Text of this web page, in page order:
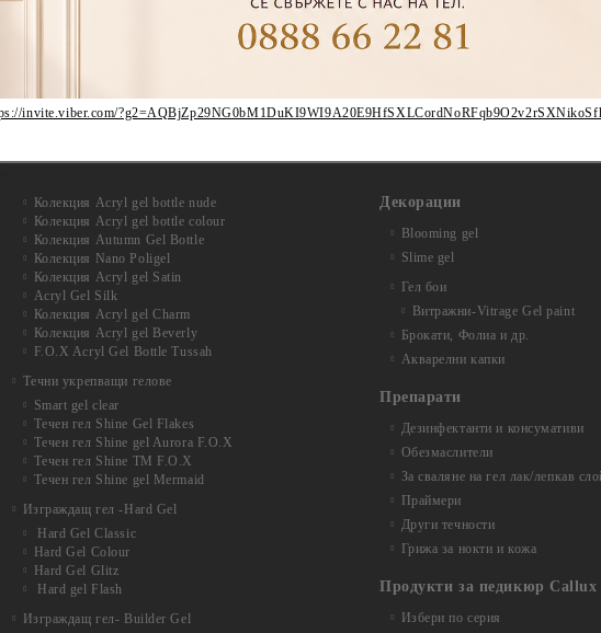
издръжливост – без компромис в удобството.
си с професионален резултат!
Колекция Acryl gel bottle nude
Колекция Acryl gel bottle colour
Колекция Autumn Gel Bottle
Колекция Nano Poligel
Колекция Acryl gel Satin
Acryl Gel Silk
Колекция Acryl gel Charm
Колекция Acryl gel Beverly
F.O.X Acryl Gel Bottle Tussah
Течни укрепващи гелове
Smart gel clear
Течен гел Shine Gel Flakes
Течен гел Shine gel Aurora F.O.X
Течен гел Shine TM F.O.X
Течен гел Shine gel Mermaid
Изграждащ гел -Hard Gel
Hard Gel Classic
Hard Gel Colour
Hard Gel Glitz
Hard gel Flash
Изграждащ гел- Builder Gel
Декорации
Blooming gel
Slime gel
Гел бои
Витражни-Vitrage Gel paint
Брокати, Фолиа и др.
Акварелни капки
Препарати
Дезинфектанти и консумативи
Обезмаслители
За сваляне на гел лак/лепкав
Праймери
Други течности
Грижа за нокти и кожа
Продукти за педикюр Callux
Избери по серия
invite.viber.com/